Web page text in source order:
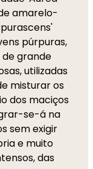
amarelo-
púrpuras,
de grande
utilizadas
misturar os
dos maciços
se-á na
sem exigir
e muito
das